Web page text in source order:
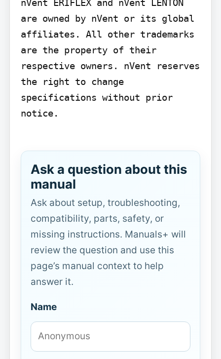
nVent ERIFLEX and nVent LENTON
are owned by nVent or its global
affiliates. All other trademarks
are the property of their
respective owners. nVent reserves
the right to change
specifications without prior
notice.
Ask a question about this
manual
Ask about setup, troubleshooting,
compatibility, parts, safety, or
missing instructions. Manuals+ will
review the question and use this
page’s manual context to help
answer it.
Name